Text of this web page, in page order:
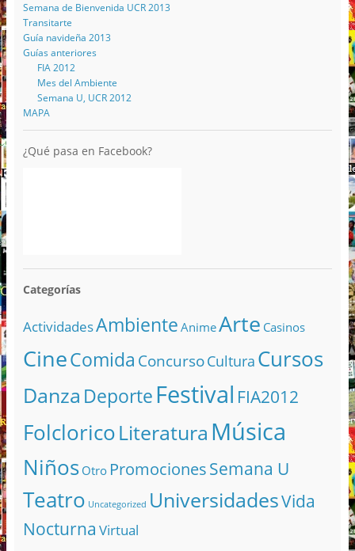
Semana de Bienvenida UCR 2013
Transitarte
Guía navideña 2013
Guías anteriores
FIA 2012
Mes del Ambiente
Semana U, UCR 2012
MAPA
¿Qué pasa en Facebook?
Categorías
ActividadesAmbiente AnimeArte Casinos
CineComida ConcursoCultura Cursos
Danza DeporteFestival FIA2012
FolcloricoLiteratura Música
Niños Otro PromocionesSemana U
Teatro Uncategorized UniversidadesVida
Nocturna Virtual